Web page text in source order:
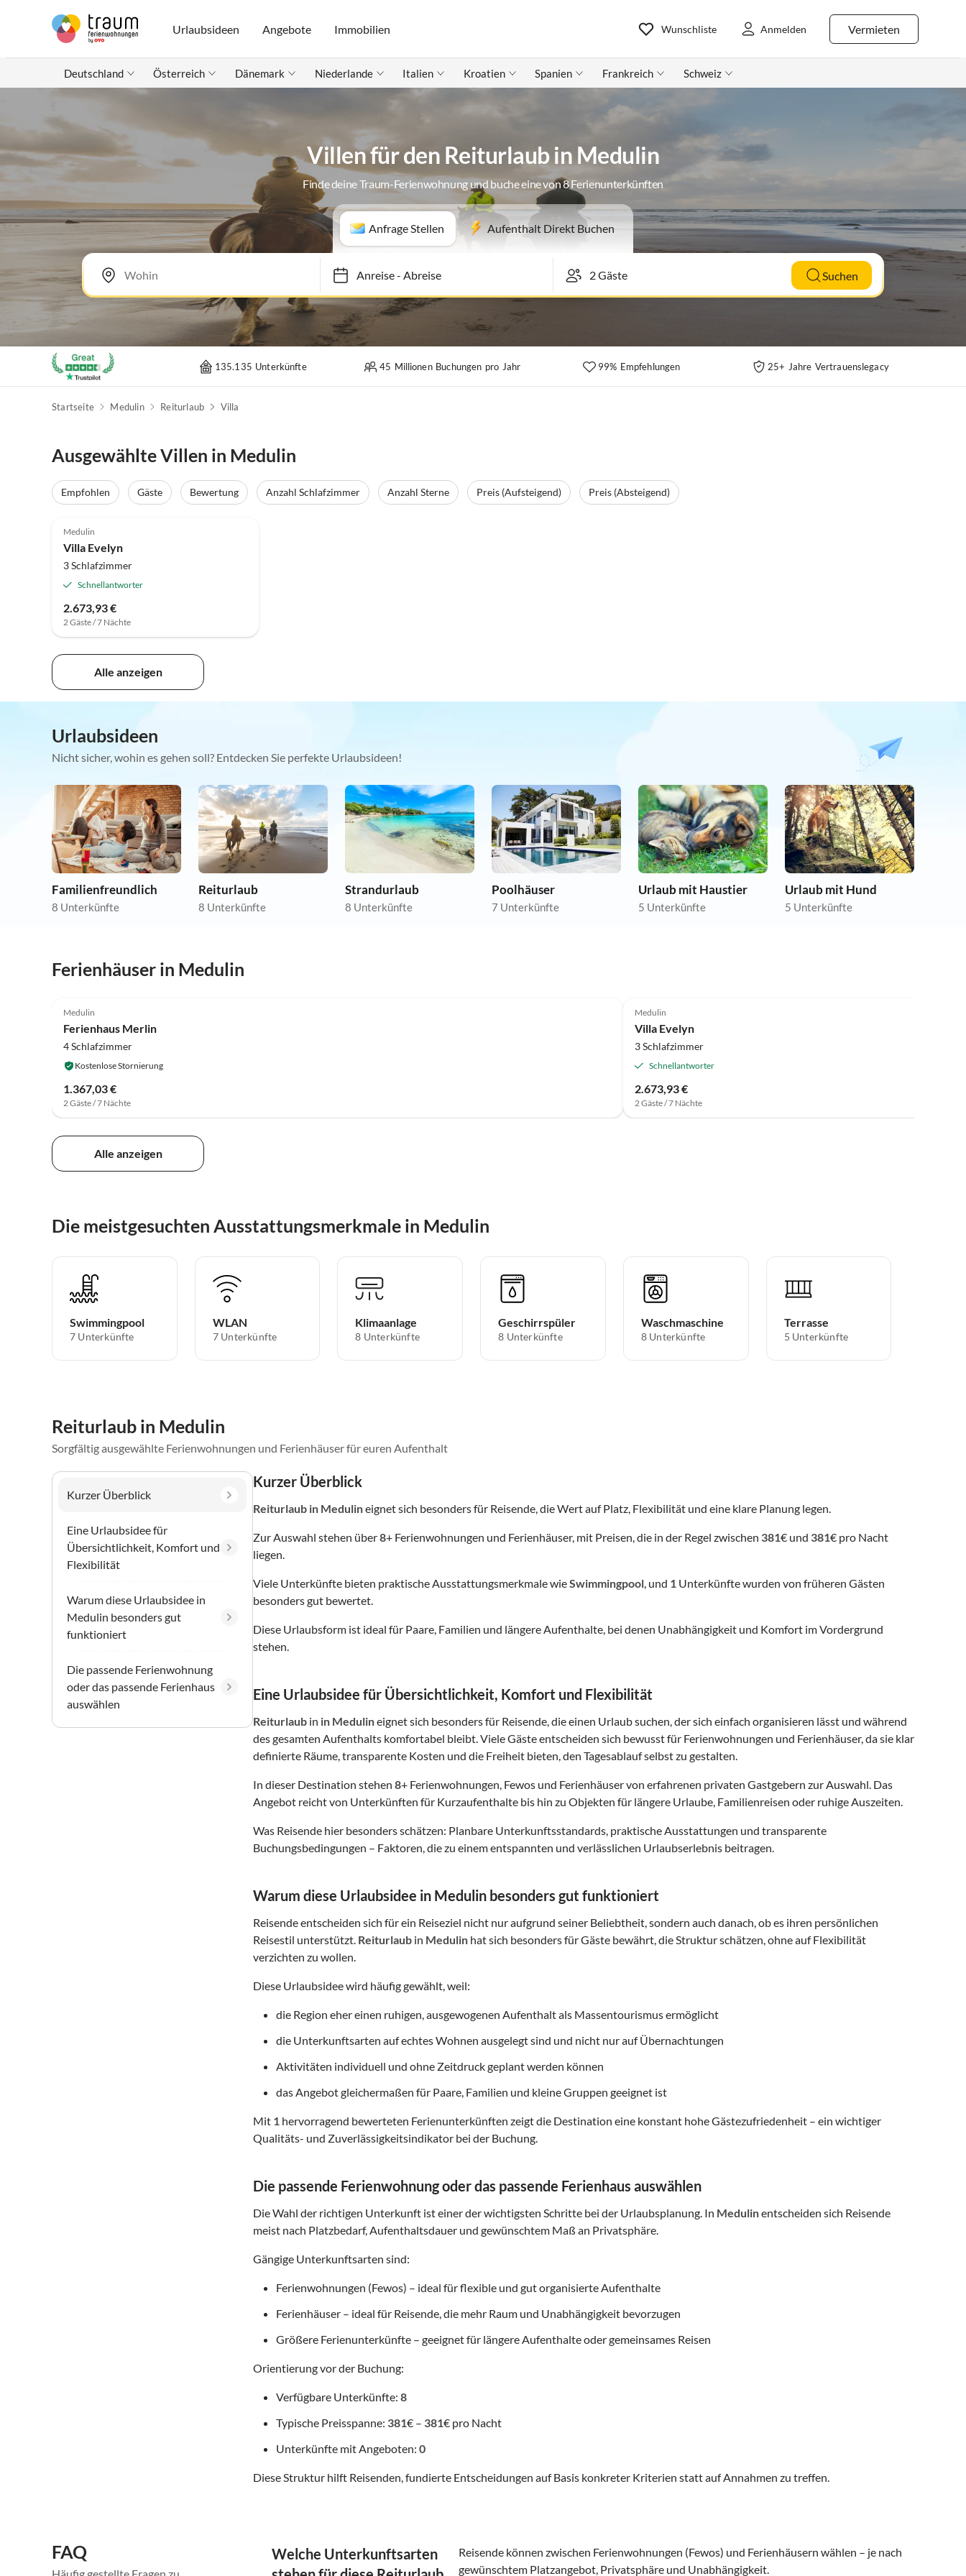
Urlaubsideen Angebote Immobilien Vermieten
Wunschliste Anmelden
Deutschland Österreich Dänemark Niederlande Italien Kroatien Spanien Frankreich Schweiz
Villen für den Reiturlaub in Medulin
Finde deine Traum-Ferienwohnung und buche eine von 8 Ferienunterkünften
Anfrage Stellen Aufenthalt Direkt Buchen
Anreise-Abreise Suchen
135.135 Unterkünfte 45 Millionen Buchungen pro Jahr 99% Empfehlungen 25+ Jahre Vertrauenslegacy
Startseite Medulin Reiturlaub Villa
Ausgewählte Villen in Medulin
Empfohlen Gäste Bewertung Anzahl Schlafzimmer Anzahl Sterne Preis (Aufsteigend) Preis (Absteigend)
Medulin
Villa Evelyn
3 Schlafzimmer
Schnellantworter
2.673,93 €
2 Gäste / 7 Nächte
Alle anzeigen
Urlaubsideen
Nicht sicher, wohin es gehen soll? Entdecken Sie perfekte Urlaubsideen!
Familienfreundlich
8 Unterkünfte
Reiturlaub
8 Unterkünfte
Strandurlaub
8 Unterkünfte
Poolhäuser
7 Unterkünfte
Urlaub mit Haustier
5 Unterkünfte
Urlaub mit Hund
5 Unterkünfte
Ferienhäuser in Medulin
Medulin
Ferienhaus Merlin
4 Schlafzimmer
Kostenlose Stornierung
1.367,03 €
2 Gäste / 7 Nächte
Medulin
Villa Evelyn
3 Schlafzimmer
Schnellantworter
2.673,93 €
2 Gäste / 7 Nächte
Alle anzeigen
Die meistgesuchten Ausstattungsmerkmale in Medulin
Swimmingpool
7 Unterkünfte
WLAN
7 Unterkünfte
Klimaanlage
8 Unterkünfte
Geschirrspüler
8 Unterkünfte
Waschmaschine
8 Unterkünfte
Terrasse
5 Unterkünfte
Reiturlaub in Medulin
Sorgfältig ausgewählte Ferienwohnungen und Ferienhäuser für euren Aufenthalt
Kurzer Überblick
Eine Urlaubsidee für
Übersichtlichkeit, Komfort und
Flexibilität
Warum diese Urlaubsidee in
Medulin besonders gut
funktioniert
Die passende Ferienwohnung
oder das passende Ferienhaus
auswählen
Kurzer Überblick
Reiturlaub in Medulineignet sich besonders für Reisende, die Wert auf Platz, Flexibilität und eine klare Planung legen.
Zur Auswahl stehen über8+ Ferienwohnungen und Ferienhäuser, mit Preisen, die in der Regel zwischen 381€ und 381€ pro Nacht
liegen.
Viele Unterkünfte bieten praktische Ausstattungsmerkmale wieSwimmingpool, und 1 Unterkünfte wurden von früheren Gästen
besonders gut bewertet.
Diese Urlaubsform ist ideal für Paare, Familien und längere Aufenthalte, bei denen Unabhängigkeit und Komfort im Vordergrund
stehen.
Eine Urlaubsidee für Übersichtlichkeit, Komfort und Flexibilität
Reiturlaub in in Medulineignet sich besonders für Reisende, die einen Urlaub suchen, der sich einfach organisieren lässt und während
des gesamten Aufenthalts komfortabel bleibt. Viele Gäste entscheiden sich bewusst für Ferienwohnungen und Ferienhäuser, da sie klar
definierte Räume, transparente Kosten und die Freiheit bieten, den Tagesablauf selbst zu gestalten.
In dieser Destination stehen 8+ Ferienwohnungen, Fewos und Ferienhäuser von erfahrenen privaten Gastgebern zur Auswahl. Das
Angebot reicht von Unterkünften für Kurzaufenthalte bis hin zu Objekten für längere Urlaube, Familienreisen oder ruhige Auszeiten.
Was Reisende hier besonders schätzen: Planbare Unterkunftsstandards, praktische Ausstattungen und transparente
Buchungsbedingungen – Faktoren, die zu einem entspannten und verlässlichen Urlaubserlebnis beitragen.
Warum diese Urlaubsidee in Medulin besonders gut funktioniert
Reisende entscheiden sich für ein Reiseziel nicht nur aufgrund seiner Beliebtheit, sondern auch danach, ob es ihren persönlichen
Reisestil unterstützt. Reiturlaub in Medulin hat sich besonders für Gäste bewährt, die Struktur schätzen, ohne auf Flexibilität
verzichten zu wollen.
Diese Urlaubsidee wird häufig gewählt, weil:
die Region eher einen ruhigen, ausgewogenen Aufenthalt als Massentourismus ermöglicht
die Unterkunftsarten auf echtes Wohnen ausgelegt sind und nicht nur auf Übernachtungen
Aktivitäten individuell und ohne Zeitdruck geplant werden können
das Angebot gleichermaßen für Paare, Familien und kleine Gruppen geeignet ist
Mit 1 hervorragend bewerteten Ferienunterkünften zeigt die Destination eine konstant hohe Gästezufriedenheit – ein wichtiger
Qualitäts- und Zuverlässigkeitsindikator bei der Buchung.
Die passende Ferienwohnung oder das passende Ferienhaus auswählen
Die Wahl der richtigen Unterkunft ist einer der wichtigsten Schritte bei der Urlaubsplanung. In Medulinentscheiden sich Reisende
meist nach Platzbedarf, Aufenthaltsdauer und gewünschtem Maß an Privatsphäre.
Gängige Unterkunftsarten sind:
Ferienwohnungen (Fewos) – ideal für flexible und gut organisierte Aufenthalte
Ferienhäuser – ideal für Reisende, die mehr Raum und Unabhängigkeit bevorzugen
Größere Ferienunterkünfte – geeignet für längere Aufenthalte oder gemeinsames Reisen
Orientierung vor der Buchung:
Verfügbare Unterkünfte: 8
Typische Preisspanne: 381€ – 381€ pro Nacht
Unterkünfte mit Angeboten: 0
Diese Struktur hilft Reisenden, fundierte Entscheidungen auf Basis konkreter Kriterien statt auf Annahmen zu treffen.
FAQ
Welche Unterkunftsarten
Reisende können zwischen Ferienwohnungen (Fewos) und Ferienhäusern wählen – je nach
gewünschtem Platzangebot, Privatsphäre und Unabhängigkeit.